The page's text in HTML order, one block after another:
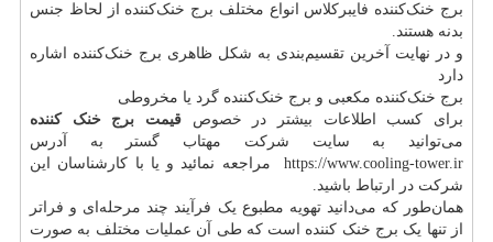
برج خنک‌کننده فایبرکلاس انواع مختلف برج خنک‌کننده از لحاظ جنس
بدنه هستند.
و در نهایت آخرین تقسیم‌بندی به شکل ظاهری برج خنک‌کننده اشاره
دارد
برج خنک‌کننده مکعبی و برج خنک‌کننده گرد یا مخروطی
برای کسب اطلاعات بیشتر در خصوص قیمت برج خنک کننده
می‌توانید به سایت شرکت مهتاب گستر به آدرس
https://www.cooling-tower.ir مراجعه نمائید و یا با کارشناسان این
شرکت در ارتباط باشید.
همان‌طور که می‌دانید تهویه مطبوع یک فرآیند چند مرحله‌ای و فراتر
از تنها یک برج خنک کننده است که طی آن عملیات مختلف به صورت